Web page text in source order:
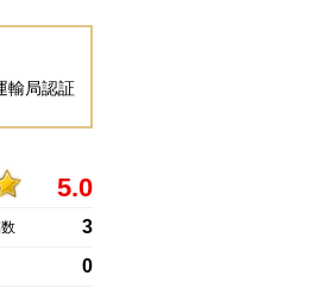
輸局認証
5.0
3
0